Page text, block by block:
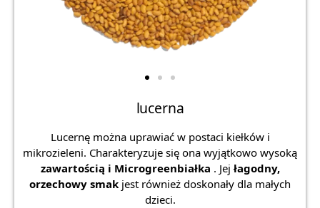
lucerna
Lucernę można uprawiać w postaci kiełków i
mikrozieleni. Charakteryzuje się ona wyjątkowo wysoką
zawartością i Microgreenbiałka . Jej łagodny,
orzechowy smak jest również doskonały dla małych
dzieci.